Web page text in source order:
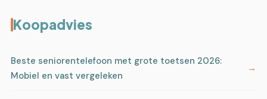
Koopadvies
Beste seniorentelefoon met grote toetsen 2026:
Mobiel en vast vergeleken